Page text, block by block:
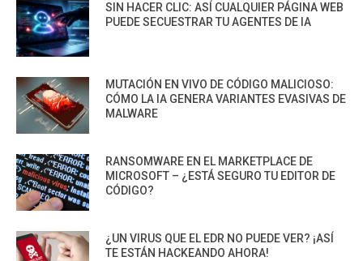
SIN HACER CLIC: ASÍ CUALQUIER PÁGINA WEB
PUEDE SECUESTRAR TU AGENTES DE IA
MUTACIÓN EN VIVO DE CÓDIGO MALICIOSO:
CÓMO LA IA GENERA VARIANTES EVASIVAS DE
MALWARE
RANSOMWARE EN EL MARKETPLACE DE
MICROSOFT – ¿ESTÁ SEGURO TU EDITOR DE
CÓDIGO?
¿UN VIRUS QUE EL EDR NO PUEDE VER? ¡ASÍ
TE ESTÁN HACKEANDO AHORA!